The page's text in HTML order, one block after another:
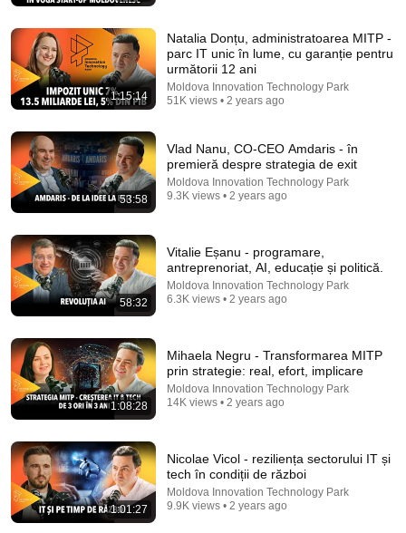
Immediately (It's a Trap)
James Whitmore
New 830K views
You Are Scanned in 1 Second. How to Read People
Through Details — Alexander Dobrovinsky
Известные Люди ©
Auto-dubbed
557K views
1:15:14
Natalia Donțu, administratoarea MITP -
parc IT unic în lume, cu garanție pentru
următorii 12 ani
Moldova Innovation Technology Park
51K views • 2 years ago
53:58
Vlad Nanu, CO-CEO Amdaris - în
premieră despre strategia de exit
Moldova Innovation Technology Park
9.3K views • 2 years ago
58:32
Vitalie Eșanu - programare,
antreprenoriat, AI, educație și politică.
Moldova Innovation Technology Park
6.3K views • 2 years ago
1:08:28
Mihaela Negru - Transformarea MITP
prin strategie: real, efort, implicare
Moldova Innovation Technology Park
14K views • 2 years ago
1:01:27
Nicolae Vicol - reziliența sectorului IT și
tech în condiții de război
Moldova Innovation Technology Park
9.9K views • 2 years ago